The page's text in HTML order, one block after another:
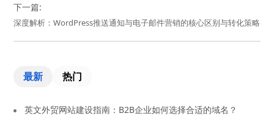
下一篇:
深度解析：WordPress推送通知与电子邮件营销的核心区别与转化策略
最新 热门
英文外贸网站建设指南：B2B企业如何选择合适的域名？